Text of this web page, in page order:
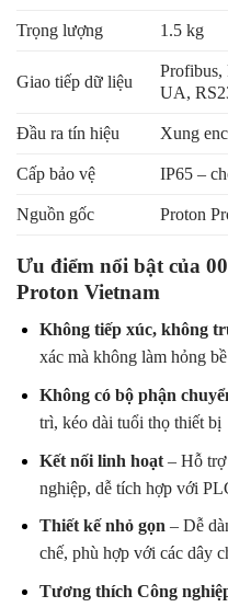
Trọng lượng 1.5 kg
Giao tiếp dữ liệu
Profibus,
UA,
Đầu ra tín hiệu Xung
Cấp bảo vệ IP65 –
Nguồn gốc Proton
Ưu điểm nổi bật của
Proton Vietnam
Không tiếp xúc, không
xác mà không làm hỏng
Không có bộ phận
trì, kéo dài tuổi thọ thiết bị
Kết nối linh hoạt– Hỗ trợ
nghiệp, dễ tích hợp với
Thiết kế nhỏ gọn – Dễ
chế, phù hợp với các dây
Tương thích Công